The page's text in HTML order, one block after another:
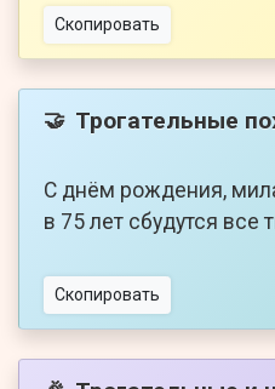
Скопировать
🤝 Трогательные
С днём рождения,
в 75 лет сбудутся все
Скопировать